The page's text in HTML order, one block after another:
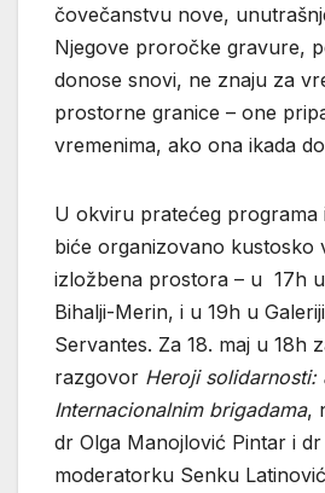
čovečanstvu nove,
Njegove proročke gravure,
donose snovi, ne znaju za
prostorne granice – one
vremenima, ako ona ikada
U okviru pratećeg programa
biće organizovano kustosko
izložbena prostora – u 17h
Bihalji-Merin, i u 19h u
Servantes. Za 18. maj u 18h
razgovor Heroji solidarnosti:
Internacionalnim brigadama,
dr Olga Manojlović Pintar i
moderatorku Senku